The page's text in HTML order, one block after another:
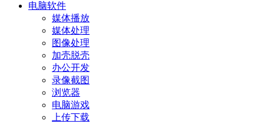
电脑软件
媒体播放
媒体处理
图像处理
加壳脱壳
办公开发
录像截图
浏览器
电脑游戏
上传下载